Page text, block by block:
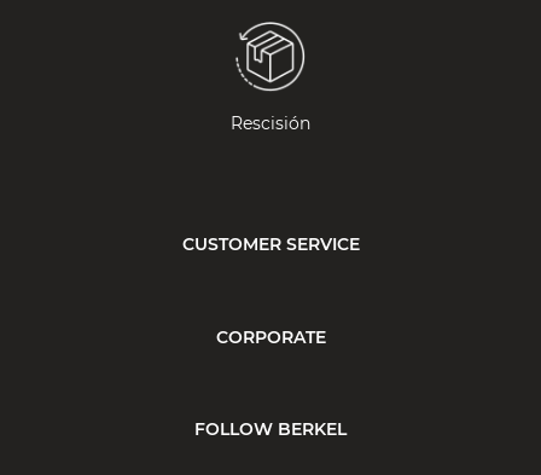
Rescisión
CUSTOMER SERVICE
CORPORATE
FOLLOW BERKEL